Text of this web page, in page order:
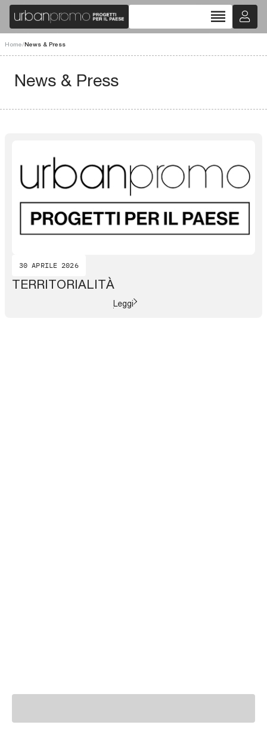
reorder
Home/News & Press
News & Press
30 APRILE 2026
TERRITORIALITÀ
Leggi